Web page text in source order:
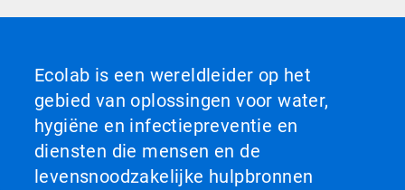
Ecolab is een wereldleider op het
gebied van oplossingen voor water,
hygiëne en infectiepreventie en
diensten die mensen en de
levensnoodzakelijke hulpbronnen